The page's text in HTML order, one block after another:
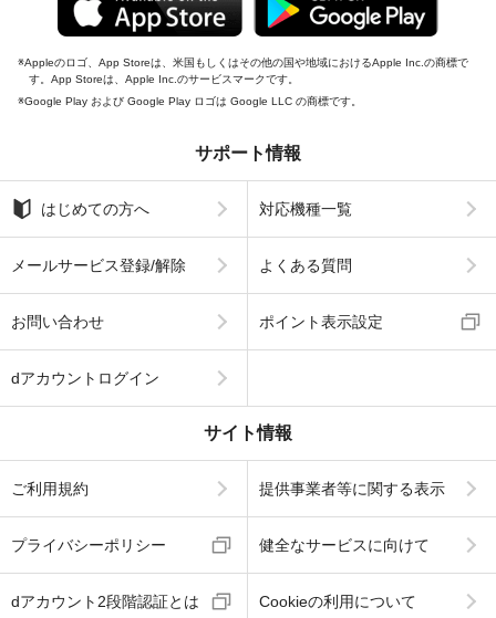
Appleのロゴ、App Storeは、米国もしくはその他の国や地域におけるApple Inc.の商標で
す。App Storeは、Apple Inc.のサービスマークです。
Google Play および Google Play ロゴは Google LLC の商標です。
サポート情報
はじめての方へ 対応機種一覧
メールサービス登録/解除 よくある質問
お問い合わせ ポイント表示設定
dアカウントログイン
サイト情報
ご利用規約 提供事業者等に関する表示
プライバシーポリシー 健全なサービスに向けて
dアカウント2段階認証とは Cookieの利用について